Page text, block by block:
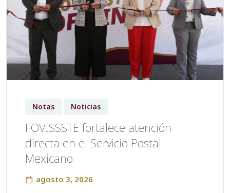
Notas Noticias
FOVISSSTE fortalece atención
directa en el Servicio Postal
Mexicano
agosto 3, 2026